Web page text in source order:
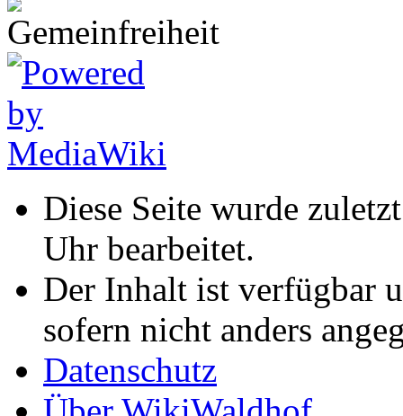
Diese Seite wurde
Uhr bearbeitet.
Der Inhalt ist verfügbar
sofern nicht anders
Datenschutz